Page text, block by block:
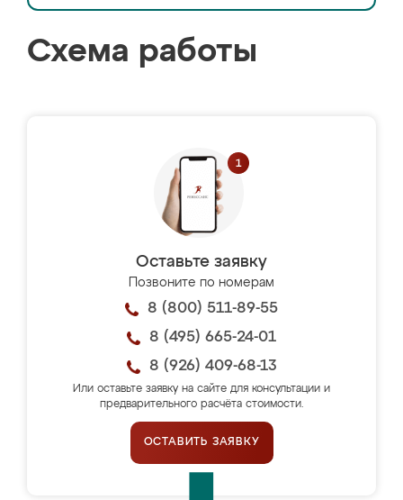
Схема работы
Оставьте заявку
Позвоните по номерам
8 (800) 511-89-55
8 (495) 665-24-01
8 (926) 409-68-13
Или оставьте заявку на сайте для консультации и
предварительного расчёта стоимости.
ОСТАВИТЬ ЗАЯВКУ